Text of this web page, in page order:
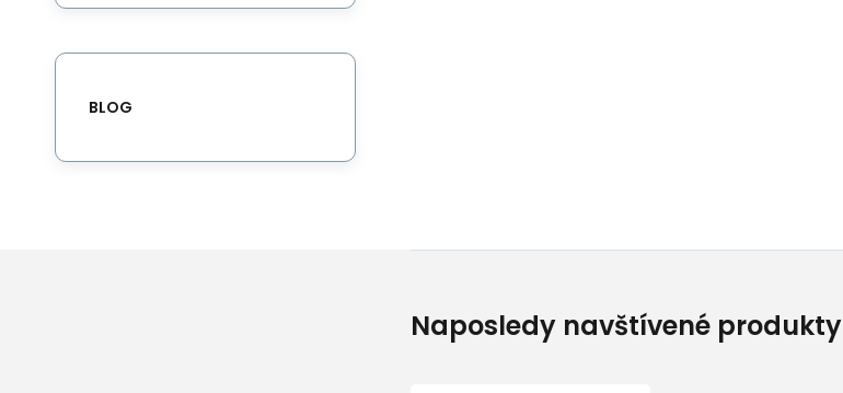
BLOG
Naposledy navštívené produkty